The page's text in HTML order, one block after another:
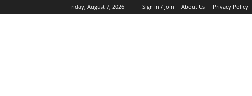
Friday, August 7, 2026 Sign in / Join About Us Privacy Policy